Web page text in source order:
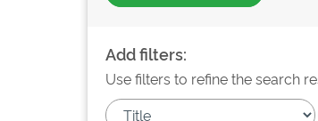
Add filters:
Use filters to refine the search